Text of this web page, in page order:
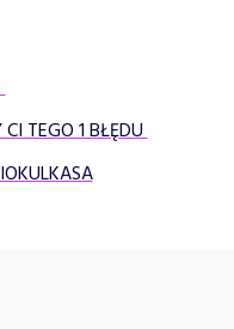
TEGO 1 BŁĘDU